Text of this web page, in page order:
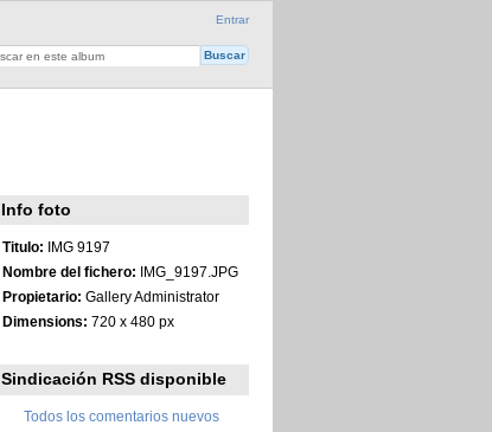
Entrar
Info foto
Titulo: IMG 9197
Nombre del fichero: IMG_9197.JPG
Propietario: Gallery Administrator
Dimensions: 720 x 480 px
Sindicación RSS disponible
Todos los comentarios nuevos